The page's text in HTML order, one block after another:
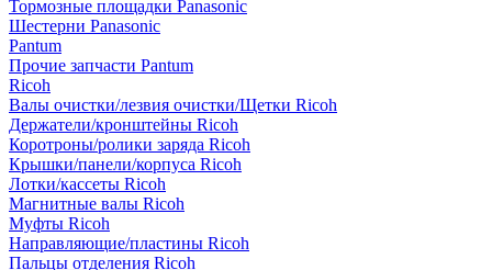
Тормозные площадки Panasonic
Шестерни Panasonic
Pantum
Прочие запчасти Pantum
Ricoh
Валы очистки/лезвия очистки/Щетки Ricoh
Держатели/кронштейны Ricoh
Коротроны/ролики заряда Ricoh
Крышки/панели/корпуса Ricoh
Лотки/кассеты Ricoh
Магнитные валы Ricoh
Муфты Ricoh
Направляющие/пластины Ricoh
Пальцы отделения Ricoh